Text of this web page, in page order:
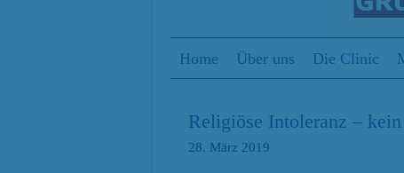
Menu
Skip to content
Home Über uns Die Clinic
Religiöse Intoleranz –
28. März 2019